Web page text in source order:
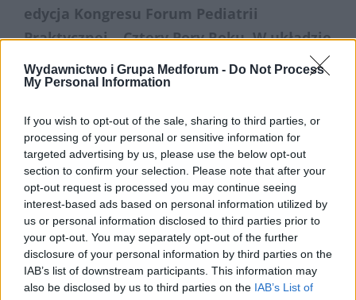
Wydawnictwo i Grupa Medforum - Do Not Process
My Personal Information
If you wish to opt-out of the sale, sharing to third parties, or
processing of your personal or sensitive information for
targeted advertising by us, please use the below opt-out
section to confirm your selection. Please note that after your
opt-out request is processed you may continue seeing
interest-based ads based on personal information utilized by
us or personal information disclosed to third parties prior to
your opt-out. You may separately opt-out of the further
disclosure of your personal information by third parties on the
IAB’s list of downstream participants. This information may
also be disclosed by us to third parties on the IAB’s List of
edycja Kongresu Forum Pediatrii
Praktycznej – Cztery Pory Roku. W układzie
4 pór roku poruszone zostaną
najtrudniejsze tematy z praktyki gabinetu
Kongresu został prof. dr hab. n. med. Piotr
Albrecht, a patronat naukowy obejmuje
Warszawski Uniwersytet Medyczny,
Klinika Gastroenterologii i Żywienia
Dzieci.
READ MORE›